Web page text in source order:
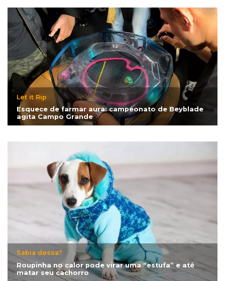
Let it Rip
Esquece de farmar aura: campeonato de Beyblade
agita Campo Grande
Sabia dessa?
Roupinha no calor pode virar uma “estufa” e até
matar seu cachorro